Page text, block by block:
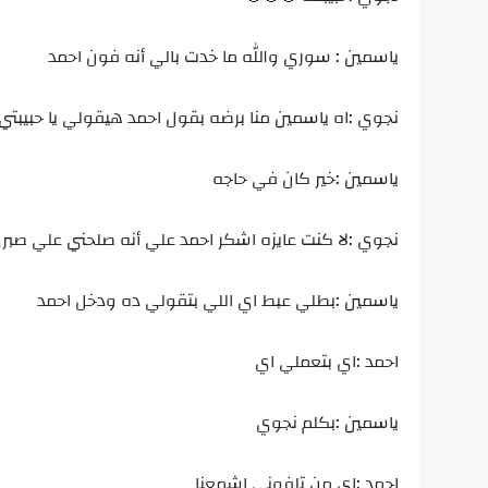
ياسمين : سوري والله ما خدت بالي أنه فون احمد
نجوي :اه ياسمين منا برضه بقول احمد هيقولي يا
ياسمين :خير كان في حاجه
نجوي :لا كنت عايزه اشكر احمد علي أنه صلحني علي
ياسمين :بطلي عبط اي اللي بتقولي ده ودخل احمد
احمد :اي بتعملي اي
ياسمين :بكلم نجوي